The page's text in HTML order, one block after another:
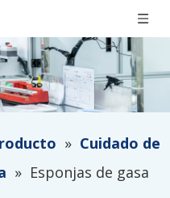
» Cuidado de
» Esponjas de gasa